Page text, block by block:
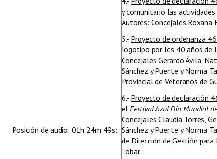
Posición de audio: 01h 24m 49s:
y comunitario las
Autores: Concejales Roxana
5.- Proyecto de ordenanza
logotipo por los 40 años de
Concejales Gerardo Ávila,
Sánchez y Puente y Norma
Provincial de Veteranos de
6.- Proyecto de declaración
el Festival Azul Día Mundial
Concejales Claudia Torres,
Sánchez y Puente y Norma
de Dirección de Gestión para
Tobar.